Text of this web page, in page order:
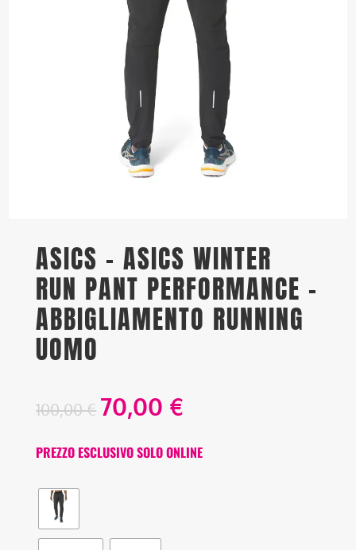
ASICS – ASICS WINTER
RUN PANT PERFORMANCE –
ABBIGLIAMENTO RUNNING
UOMO
100,00€ 70,00 €
PREZZO ESCLUSIVO SOLO ONLINE